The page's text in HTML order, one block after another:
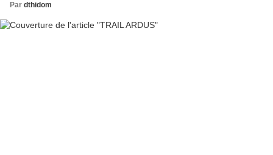
Par dthidom